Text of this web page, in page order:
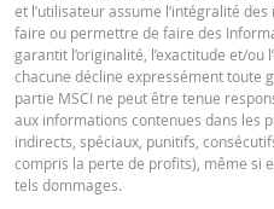
DOCUMENT D'INFORMATIONS
Key Information
et l’utilisateur assume l’intégralité
faire ou permettre de faire des
garantit l’originalité, l’exactitude et/
chacune décline expressément toute
partie MSCI ne peut être tenue
aux informations contenues dans les
indirects, spéciaux, punitifs,
compris la perte de profits), même si
tels dommages.